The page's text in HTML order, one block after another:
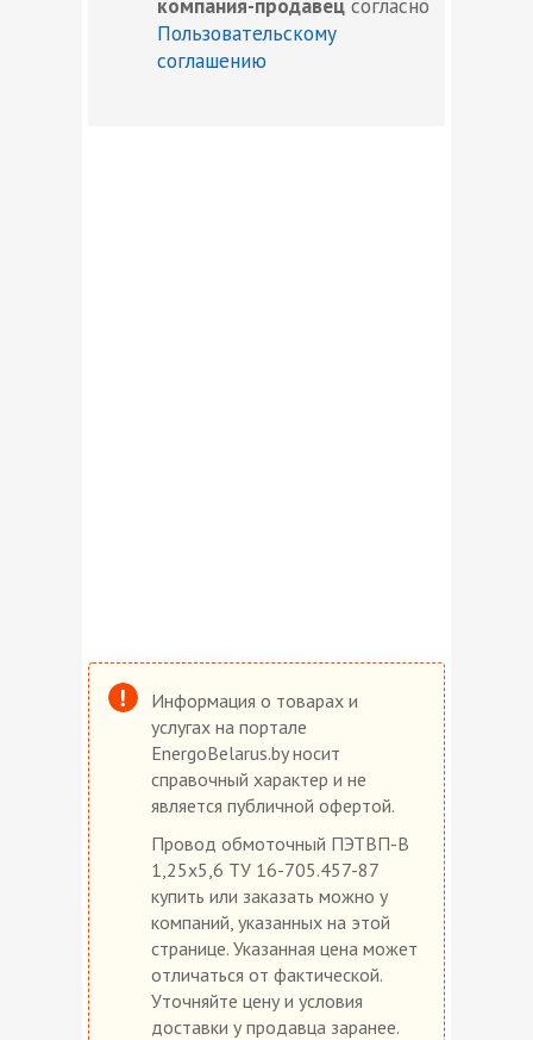
Пользовательскому
соглашению
Информация о товарах и
услугах на портале
EnergoBelarus.by носит
справочный характер и не
является публичной офертой.
Провод обмоточный ПЭТВП-В
1,25х5,6 ТУ 16-705.457-87
купить или заказать можно у
компаний, указанных на этой
странице. Указанная цена может
отличаться от фактической.
Уточняйте цену и условия
доставки у продавца заранее.